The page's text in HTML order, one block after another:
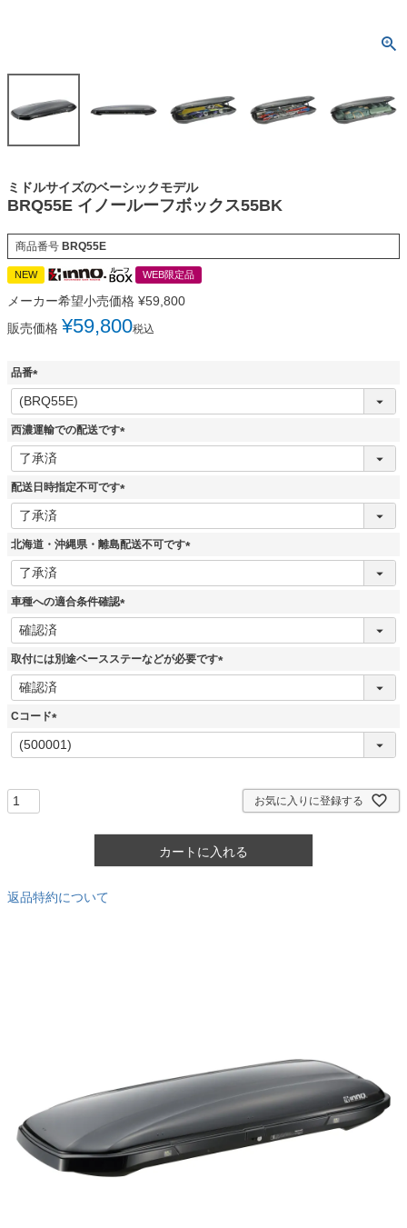
ミドルサイズのベーシックモデル
BRQ55E イノールーフボックス55BK
商品番号 BRQ55E
NEW WEB限定品
メーカー希望小売価格 ¥59,800
販売価格 ¥59,800税込
品番
(
必
須
西濃運輸での配送です
(
須
配送日時指定不可です
(
須
北海道・沖縄県・離島配送不可です
(
車種への適合条件確認
(
須
取付には別途ベースステーなどが必要です
(
Cコード
(
必
お気に入りに登録する
カートに入れる
返品特約について